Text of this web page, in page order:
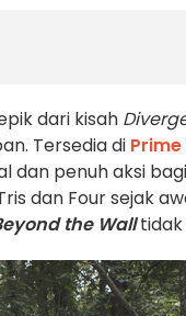
dari kisah
Tersedia di
dan penuh aksi
dan Four sejak
the Walltidak